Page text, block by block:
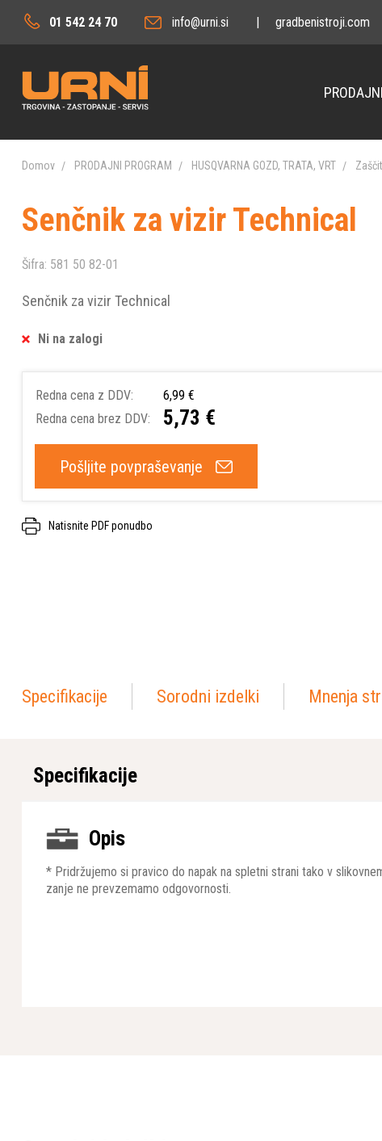
01 542 24 70 info@urni.si | gradbenistroji.com
Domov PRODAJNI PROGRAM HUSQVARNA GOZD, TRATA, VRT
Senčnik za vizir Technical
Šifra: 581 50 82-01
Senčnik za vizir Technical
Ni na zalogi
Redna cena z DDV:
6,99 €
Redna cena brez DDV:
5,73 €
Pošljite povpraševanje
Natisnite PDF ponudbo
Specifikacije Sorodni izdelki Mnenja
Specifikacije
Opis
* Pridržujemo si pravico do napak na spletni strani tako v
zanje ne prevzemamo odgovornosti.